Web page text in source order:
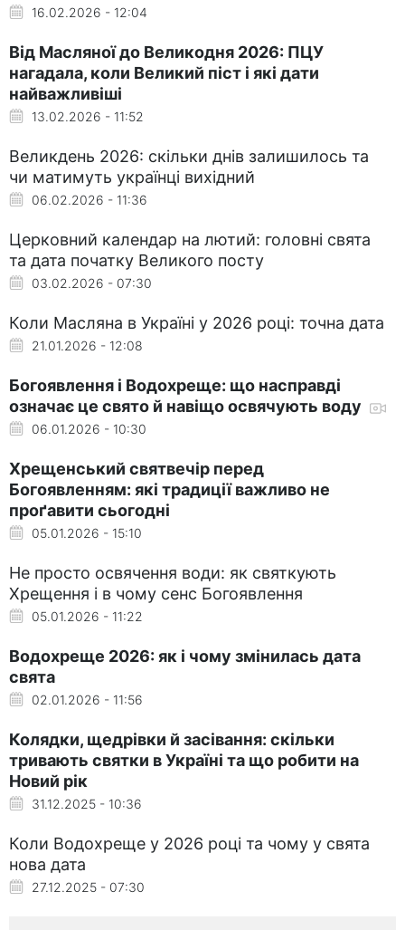
16.02.2026 - 12:04
Від Масляної до Великодня 2026: ПЦУ
нагадала, коли Великий піст і які дати
найважливіші
13.02.2026 - 11:52
Великдень 2026: скільки днів залишилось та
чи матимуть українці вихідний
06.02.2026 - 11:36
Церковний календар на лютий: головні свята
та дата початку Великого посту
03.02.2026 - 07:30
Коли Масляна в Україні у 2026 році: точна дата
21.01.2026 - 12:08
Богоявлення і Водохреще: що насправді
означає це свято й навіщо освячують воду
06.01.2026 - 10:30
Хрещенський святвечір перед
Богоявленням: які традиції важливо не
проґавити сьогодні
05.01.2026 - 15:10
Не просто освячення води: як святкують
Хрещення і в чому сенс Богоявлення
05.01.2026 - 11:22
Водохреще 2026: як і чому змінилась дата
свята
02.01.2026 - 11:56
Колядки, щедрівки й засівання: скільки
тривають святки в Україні та що робити на
Новий рік
31.12.2025 - 10:36
Коли Водохреще у 2026 році та чому у свята
нова дата
27.12.2025 - 07:30